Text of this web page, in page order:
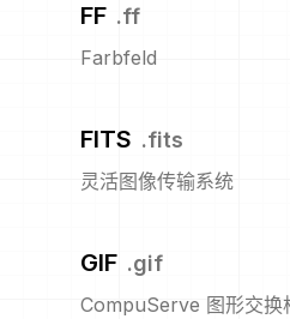
FF .ff
Farbfeld
FITS .fits
灵活图像传输系统
GIF .gif
CompuServe 图形交换